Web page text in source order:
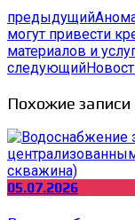
предыдущий
могут привести
материалов и
следующий
Похожие записи
05.07.2026